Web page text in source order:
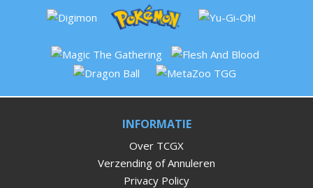
INFORMATIE
Over TCGX
Verzending of Annuleren
Privacy Policy